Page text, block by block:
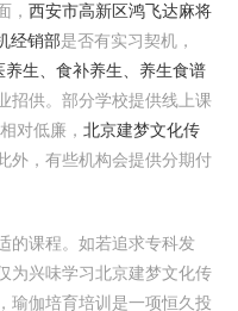
， 西安市高新区鸿飞达麻将
经销部是否有实习契机，
生、食补养生、养生食谱
招供。部分学校提供线上课
对低廉， 北京建梦文化传
外，有些机构会提供分期付
的课程。如若追求专科发
为兴味学习北京建梦文化传
瑜伽培育培训是一项恒久投